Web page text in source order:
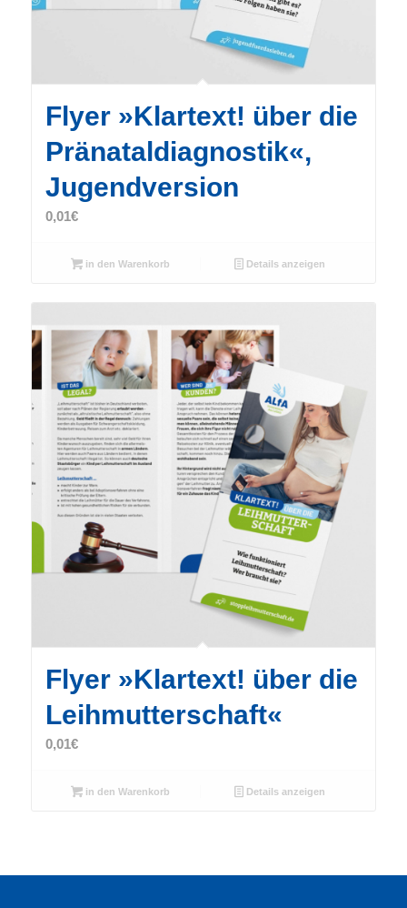
Flyer »Klartext! über die
Pränataldiagnostik«,
Jugendversion
0,01€
in den Warenkorb Details anzeigen
Flyer »Klartext! über die
Leihmutterschaft«
0,01€
in den Warenkorb Details anzeigen